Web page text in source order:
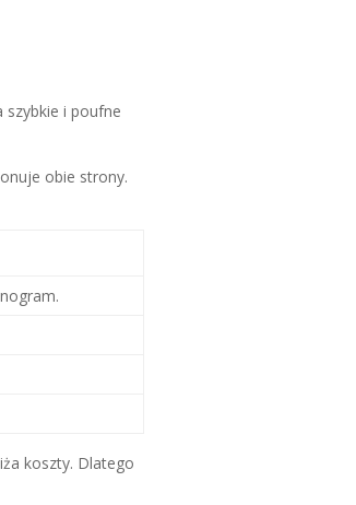
szybkie i poufne
obie strony.
koszty. Dlatego